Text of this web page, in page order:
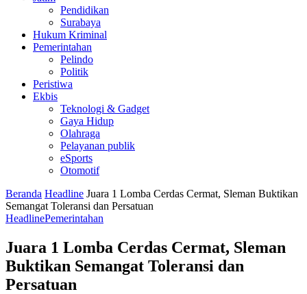
Pendidikan
Surabaya
Hukum Kriminal
Pemerintahan
Pelindo
Politik
Peristiwa
Ekbis
Teknologi & Gadget
Gaya Hidup
Olahraga
Pelayanan publik
eSports
Otomotif
Beranda Headline Juara 1 Lomba Cerdas Cermat, Sleman Buktikan
Semangat Toleransi dan Persatuan
HeadlinePemerintahan
Juara 1 Lomba Cerdas Cermat, Sleman
Buktikan Semangat Toleransi dan
Persatuan